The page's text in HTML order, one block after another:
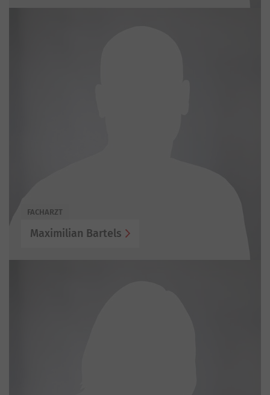
FACHARZT
Maximilian Bartels